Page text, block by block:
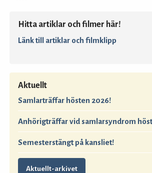
Hitta artiklar och filmer här!
Länk till artiklar och filmklipp
Aktuellt
Samlarträffar hösten 2026!
Anhörigträffar vid samlarsyndrom
Semesterstängt på kansliet!
Aktuellt-arkivet